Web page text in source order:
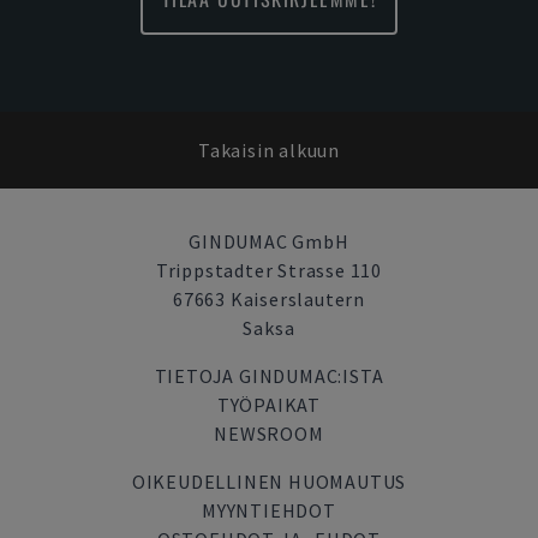
Takaisin alkuun
GINDUMAC GmbH
Trippstadter Strasse 110
67663 Kaiserslautern
Saksa
TIETOJA GINDUMAC:ISTA
TYÖPAIKAT
NEWSROOM
OIKEUDELLINEN HUOMAUTUS
MYYNTIEHDOT